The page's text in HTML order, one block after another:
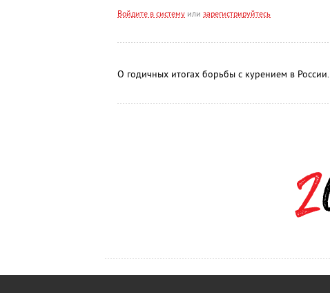
Войдите в системуили зарегистрируйтесь
О годичных итогах борьбы с курением в России.